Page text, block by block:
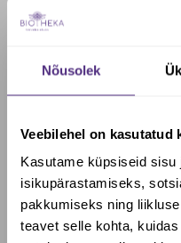
Nõusolek
Veebilehel on kasutatud
Kasutame küpsiseid sisu
isikupärastamiseks,
pakkumiseks ning
teavet selle kohta,
Soolestiku tervis
Aju ja närvisüsteem +
Immuunsus +
−
A-vitamiin
B-vitamiin